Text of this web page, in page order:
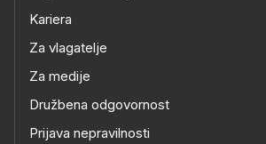
Kariera
Za vlagatelje
Za medije
Družbena odgovornost
Prijava nepravilnosti